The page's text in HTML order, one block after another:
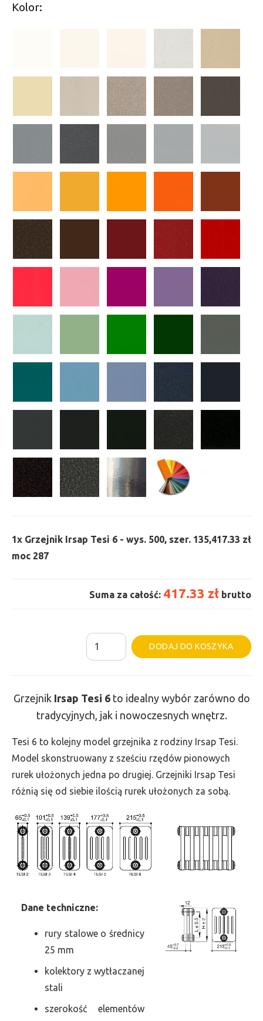
Kolor:
1x Grzejnik Irsap Tesi 6 - wys. 500, szer. 135,
moc 287
417.33 zł
Suma za całość: 417.33 zł brutto
ilość
Grzejnik
-
wys.
500,
szer.
135,
287
DODAJ DO KOSZYKA
Grzejnik Irsap Tesi 6to idealny wybór zarówno do
tradycyjnych, jak i nowoczesnych wnętrz.
Tesi 6 to kolejny model grzejnika z rodziny Irsap Tesi.
Model skonstruowany z sześciu rzędów pionowych
rurek ułożonych jedna po drugiej. Grzejniki Irsap Tesi
różnią się od siebie ilością rurek ułożonych za sobą.
Dane techniczne:
rury stalowe o średnicy
25 mm
kolektory z wytłaczanej
stali
szerokość elementów